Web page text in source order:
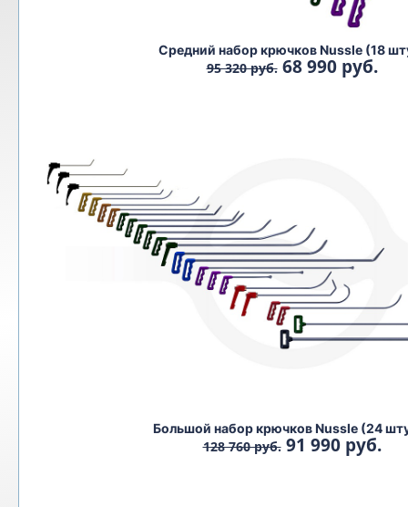
Средний набор крючков Nussle (18
95 320 руб.68 990 руб.
Большой набор крючков Nussle (24
128 760 руб.91 990 руб.